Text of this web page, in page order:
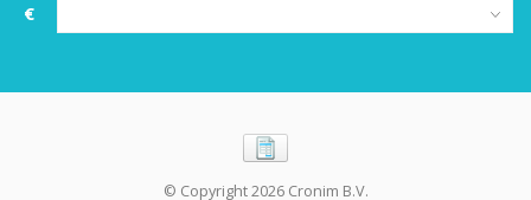
€
© Copyright 2026 Cronim B.V.